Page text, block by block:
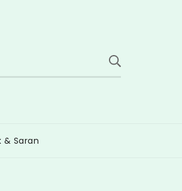
& Saran